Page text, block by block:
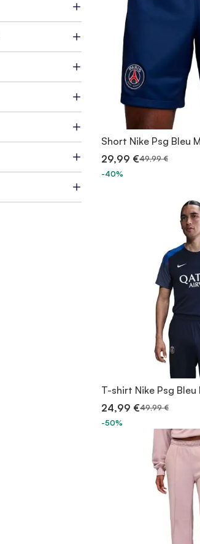
Short Nike Psg Bleu
29,99 €49,99 €
-40%
T-shirt Nike Psg Bleu
24,99 €49,99 €
-50%